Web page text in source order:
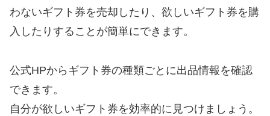
わないギフト券を売却したり、欲しいギフト券を購
入したりすることが簡単にできます。
公式HPからギフト券の種類ごとに出品情報を確認
できます。
自分が欲しいギフト券を効率的に見つけましょう。